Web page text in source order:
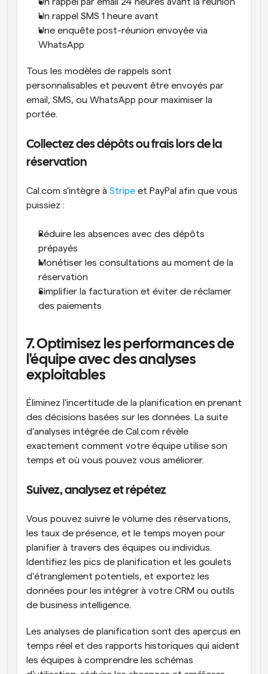
Un rappel SMS 1 heure avant
Une enquête post-réunion envoyée via
WhatsApp
Tous les modèles de rappels sont
personnalisables et peuvent être envoyés par
email, SMS, ou WhatsApp pour maximiser la
portée.
Collectez des dépôts ou frais lors de la
réservation
Cal.com s'intègre à Stripe et PayPal afin que vous
puissiez :
Réduire les absences avec des dépôts
prépayés
Monétiser les consultations au moment de la
réservation
Simplifier la facturation et éviter de réclamer
des paiements
7. Optimisez les performances de
l'équipe avec des analyses
exploitables
Éliminez l'incertitude de la planification en prenant
des décisions basées sur les données. La suite
d'analyses intégrée de Cal.com révèle
exactement comment votre équipe utilise son
temps et où vous pouvez vous améliorer.
Suivez, analysez et répétez
Vous pouvez suivre le volume des réservations,
les taux de présence, et le temps moyen pour
planifier à travers des équipes ou individus.
Identifiez les pics de planification et les goulets
d'étranglement potentiels, et exportez les
données pour les intégrer à votre CRM ou outils
de business intelligence.
Les analyses de planification sont des aperçus en
temps réel et des rapports historiques qui aident
les équipes à comprendre les schémas